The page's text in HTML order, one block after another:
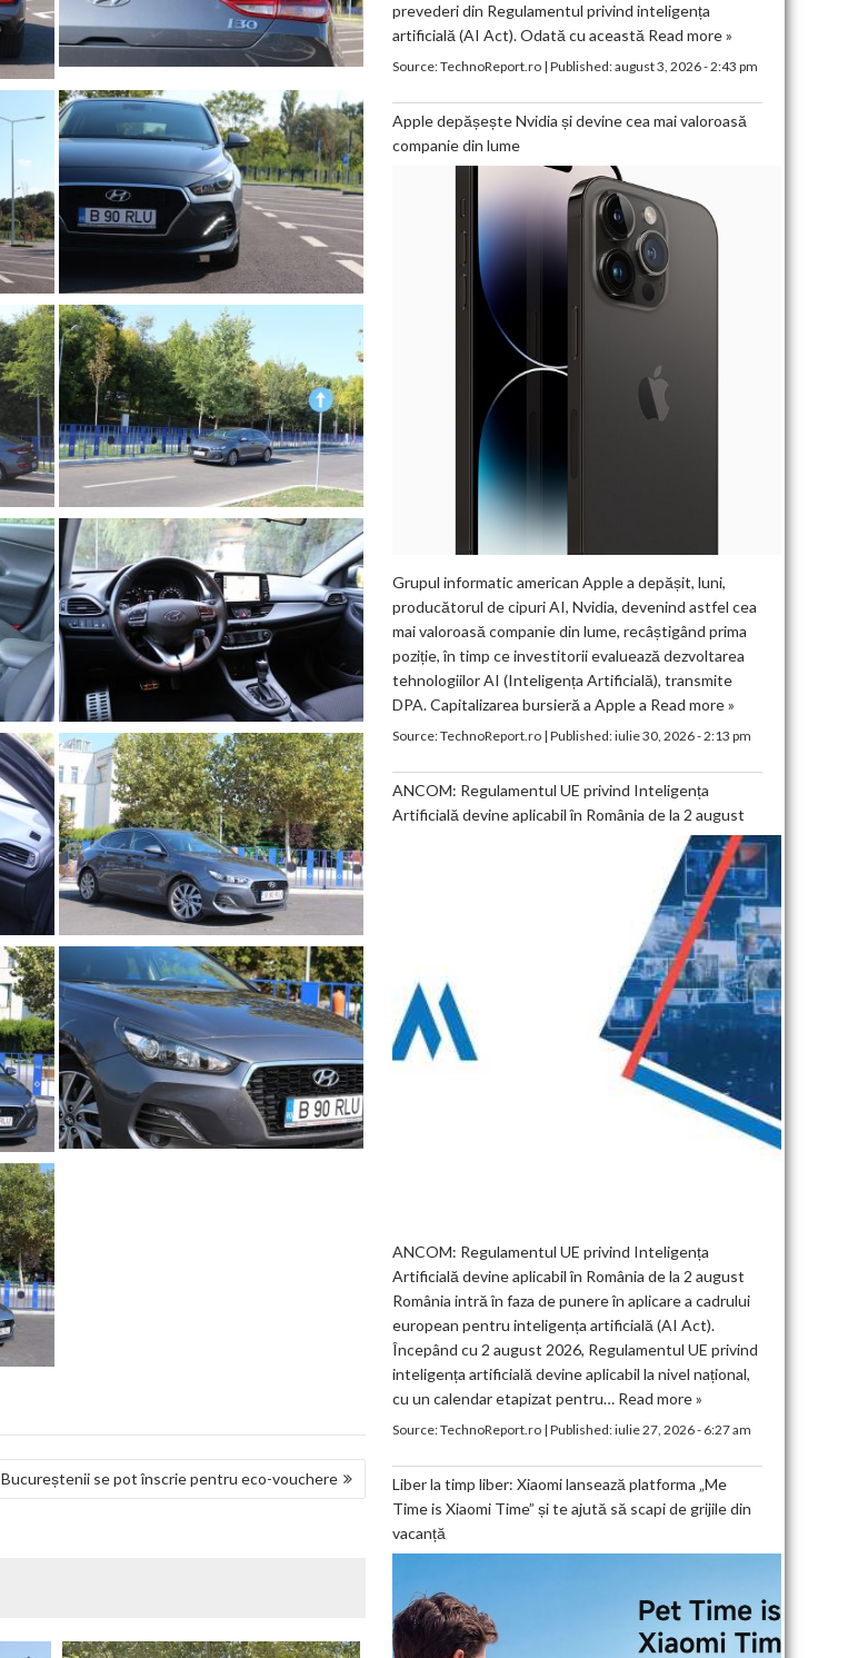
Bucureștenii se pot înscrie pentru eco-vouchere
prevederi din Regulamentul privind inteligența
artificială (AI Act). Odată cu această Read more »
Source:TechnoReport.ro| Published:august 3, 2026 - 2:43 pm
Apple depășește Nvidia și devine cea mai valoroasă
companie din lume
Grupul informatic american Apple a depășit, luni,
producătorul de cipuri AI, Nvidia, devenind astfel cea
mai valoroasă companie din lume, recâștigând prima
poziție, în timp ce investitorii evaluează dezvoltarea
tehnologiilor AI (Inteligența Artificială), transmite
DPA. Capitalizarea bursieră a Apple a Read more »
Source:TechnoReport.ro| Published:iulie 30, 2026 - 2:13 pm
ANCOM: Regulamentul UE privind Inteligența
Artificială devine aplicabil în România de la 2 august
ANCOM: Regulamentul UE privind Inteligența
Artificială devine aplicabil în România de la 2 august
România intră în faza de punere în aplicare a cadrului
european pentru inteligența artificială (AI Act).
Începând cu 2 august 2026, Regulamentul UE privind
inteligența artificială devine aplicabil la nivel național,
cu un calendar etapizat pentru… Read more »
Source:TechnoReport.ro| Published:iulie 27, 2026 - 6:27 am
Liber la timp liber: Xiaomi lansează platforma „Me
Time is Xiaomi Time” și te ajută să scapi de grijile din
vacanță